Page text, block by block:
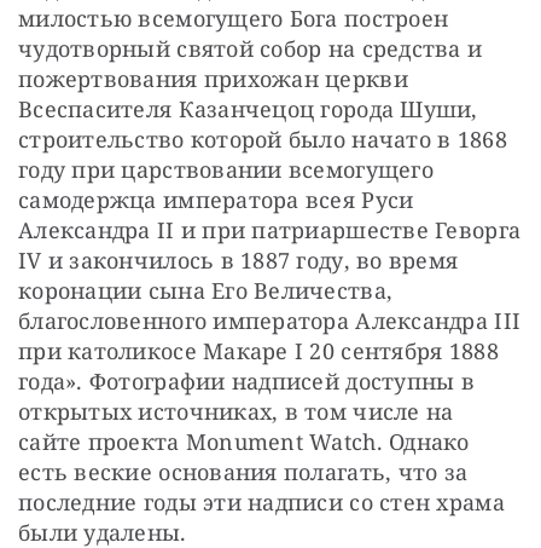
милостью всемогущего Бога построен
чудотворный святой собор на средства и
пожертвования прихожан церкви
Всеспасителя Казанчецоц города Шуши,
строительство которой было начато в 1868
году при царствовании всемогущего
самодержца императора всея Руси
Александра II и при патриаршестве Геворга
IV и закончилось в 1887 году, во время
коронации сына Его Величества,
благословенного императора Александра III
при католикосе Макаре I 20 сентября 1888
года». Фотографии надписей доступны в
открытых источниках, в том числе на
сайте проекта Monument Watch. Однако
есть веские основания полагать, что за
последние годы эти надписи со стен храма
были удалены.